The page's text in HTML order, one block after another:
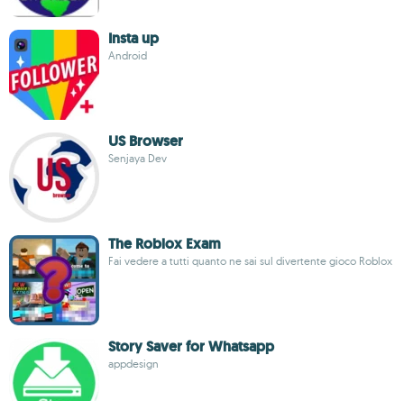
Insta up
Android
US Browser
Senjaya Dev
The Roblox Exam
Fai vedere a tutti quanto ne sai sul divertente gioco Roblox
Story Saver for Whatsapp
appdesign